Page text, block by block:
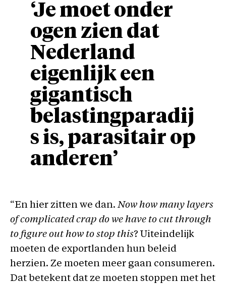
‘Je moet onder
ogen zien dat
Nederland
eigenlijk een
gigantisch
belastingparadij
s is, parasitair op
anderen’
“En hier zitten we dan.Now how many layers
of complicated crap do we have to cut through
to figure out how to stop this? Uiteindelijk
moeten de exportlanden hun beleid
herzien. Ze moeten meer gaan consumeren.
Dat betekent dat ze moeten stoppen met het